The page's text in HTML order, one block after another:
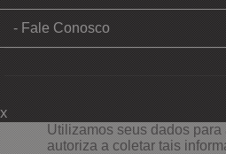
Fale Conosco
xFiltre sua Pesquisa:
Utilizamos seus dados
autoriza a coletar tais